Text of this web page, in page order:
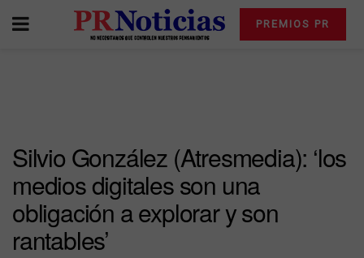
PREMIOS PR
Silvio González (Atresmedia): ‘los
medios digitales son una
obligación a explorar y son
rantables’